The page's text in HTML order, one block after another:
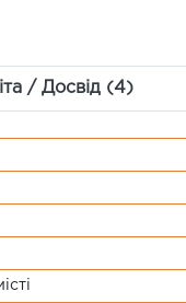
/ Досвід (4)